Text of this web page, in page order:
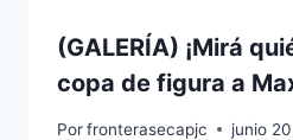
(GALERÍA) ¡Mirá
copa de figura a
Porfronterasecapjc junio